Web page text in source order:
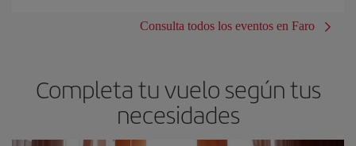
Consulta todos los eventos en Faro
Completa tu vuelo según tus
necesidades